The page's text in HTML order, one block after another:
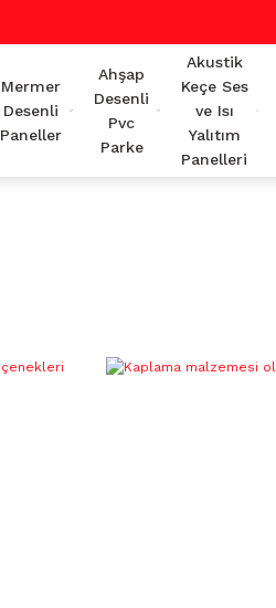
Mermer
Desenli
Paneller
Ahşap
Desenli
Pvc
Parke
Akustik
Keçe Ses
ve Isı
Yalıtım
Panelleri